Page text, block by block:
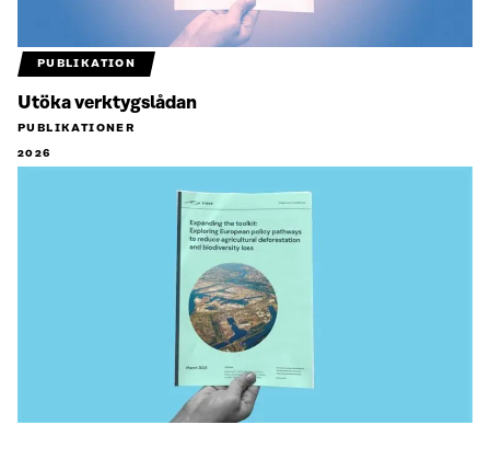
PUBLIKATION
Utöka verktygslådan
PUBLIKATIONER
2026